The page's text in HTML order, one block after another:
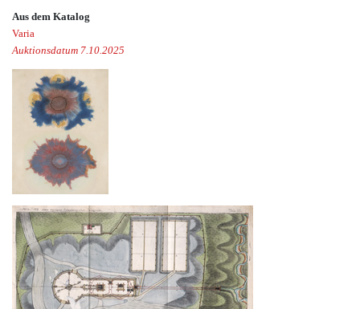
Aus dem Katalog
Varia
Auktionsdatum 7.10.2025